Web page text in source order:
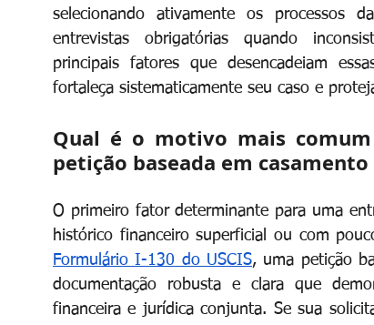
selecionando ativamente os processos
entrevistas obrigatórias quando
principais fatores que desencadeiam
fortaleça sistematicamente seu caso e
Qual é o motivo mais
petição baseada em
O primeiro fator determinante para uma
histórico financeiro superficial ou com
Formulário I-130 do USCIS, uma petição
documentação robusta e clara que
financeira e jurídica conjunta. Se sua